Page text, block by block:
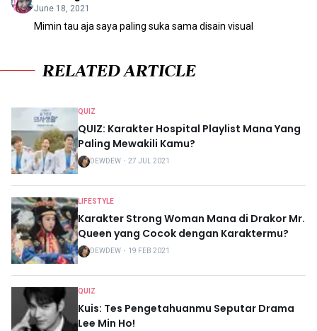
June 18, 2021
Mimin tau aja saya paling suka sama disain visual
RELATED ARTICLE
QUIZ
QUIZ: Karakter Hospital Playlist Mana Yang
Paling Mewakili Kamu?
DEWDEW ・ 27 JUL 2021
LIFESTYLE
Karakter Strong Woman Mana di Drakor Mr.
Queen yang Cocok dengan Karaktermu?
DEWDEW ・ 19 FEB 2021
QUIZ
Kuis: Tes Pengetahuanmu Seputar Drama
Lee Min Ho!